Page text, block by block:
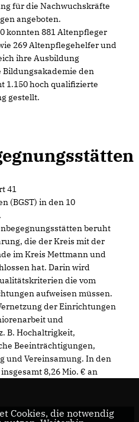
für die Nachwuchskräfte
angeboten.
konnten 881 Altenpfleger
269 Altenpflegehelfer und
ihre Ausbildung
Bildungsakademie den
1.150 hoch qualifizierte
gestellt.
41
(BGST) in den 10
beruht
die der Kreis mit der
im Kreis Mettmann und
hat. Darin wird
die vom
aufweisen müssen.
der Einrichtungen
und
B. Hochaltrigkeit,
Beeinträchtigungen,
Vereinsamung. In den
8,26 Mio. € an
Cookies, die notwendig